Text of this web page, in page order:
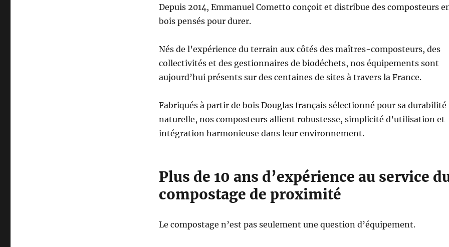
Depuis 2014, Emmanuel Cometto conçoit et distribue des composteurs
bois pensés pour durer.
Nés de l’expérience du terrain aux côtés des maîtres-composteurs, des
collectivités et des gestionnaires de biodéchets, nos équipements sont
aujourd’hui présents sur des centaines de sites à travers la France.
Fabriqués à partir de bois Douglas français sélectionné pour sa durabilité
naturelle, nos composteurs allient robustesse, simplicité d’utilisation et
intégration harmonieuse dans leur environnement.
Plus de 10 ans d’expérience au service
compostage de proximité
Le compostage n’est pas seulement une question d’équipement.